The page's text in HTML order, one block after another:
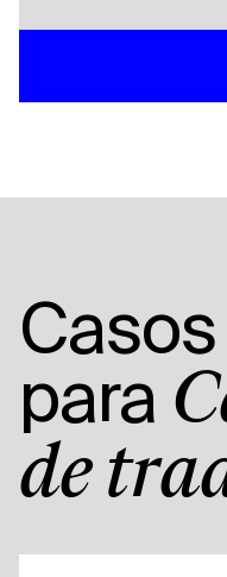
para
de